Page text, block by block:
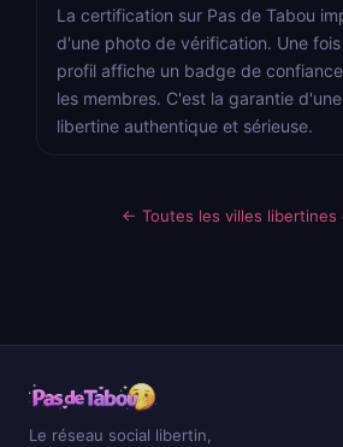
La certification sur Pas de Tabou
d'une photo de vérification. Une
profil affiche un badge de
les membres. C'est la garantie
libertine authentique et sérieuse.
← Toutes les villes libertines
Le réseau social libertin,